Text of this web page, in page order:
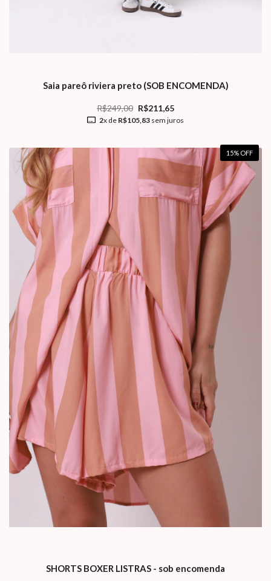
Saia pareô riviera preto (SOB ENCOMENDA)
R$249,00 R$211,65
2x de R$105,83sem juros
15% OFF
SHORTS BOXER LISTRAS - sob encomenda